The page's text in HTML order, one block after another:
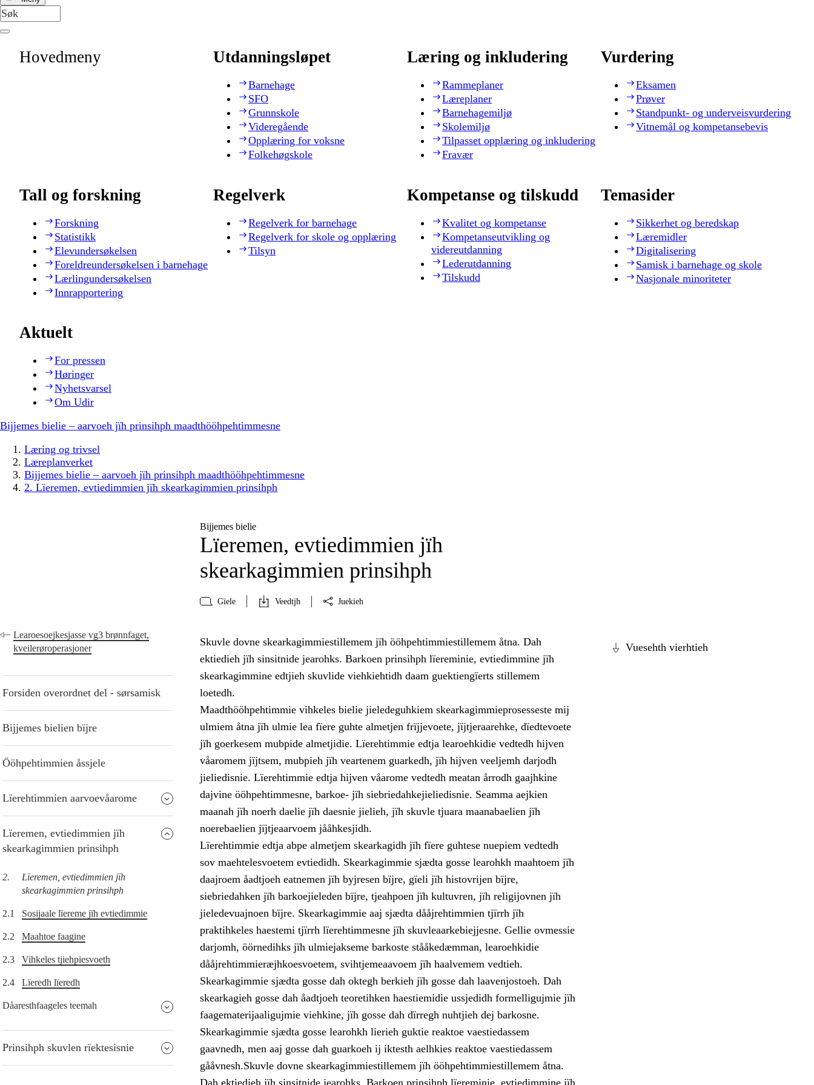
Hovedmeny Utdanningsløpet
Barnehage
SFO
Grunnskole
Videregående
Opplæring for voksne
Folkehøgskole
Læring og inkludering
Rammeplaner
Læreplaner
Barnehagemiljø
Skolemiljø
Tilpasset opplæring og inkludering
Fravær
Vurdering
Eksamen
Prøver
Standpunkt- og underveisvurdering
Vitnemål og kompetansebevis
Tall og forskning
Forskning
Statistikk
Elevundersøkelsen
Foreldreundersøkelsen i barnehage
Lærlingundersøkelsen
Innrapportering
Regelverk
Regelverk for barnehage
Regelverk for skole og opplæring
Tilsyn
Kompetanse og tilskudd
Kvalitet og kompetanse
Kompetanseutvikling og
videreutdanning
Lederutdanning
Tilskudd
Temasider
Sikkerhet og beredskap
Læremidler
Digitalisering
Samisk i barnehage og skole
Nasjonale minoriteter
Aktuelt
For pressen
Høringer
Nyhetsvarsel
Om Udir
Bijjemes bielie – aarvoeh jïh prinsihph maadthööhpehtimmesne
Læring og trivsel
Læreplanverket
Bijjemes bielie – aarvoeh jïh prinsihph maadthööhpehtimmesne
2. Lïeremen, evtiedimmien jïh skearkagimmien prinsihph
Bijjemes bielie
Lïeremen, evtiedimmien jïh
skearkagimmien prinsihph
Gïele Veedtjh Juekieh
Learoesoejkesjasse vg3 brønnfaget,
kveilerøroperasjoner
Forsiden overordnet del - sørsamisk
Bijjemes bielien bïjre
Ööhpehtimmien åssjele
Lïerehtimmien aarvoevåarome
Lïeremen, evtiedimmien jïh
skearkagimmien prinsihph
2.
Lïeremen, evtiedimmien jïh
skearkagimmien prinsihph
2.1 Sosijaale lïereme jïh evtiedimmie
2.2 Maahtoe faagine
2.3 Vihkeles tjiehpiesvoeth
2.4 Lïeredh lïeredh
Dåaresthfaageles teemah
Prinsihph skuvlen rïektesisnie
Vuesehth vierhtieh
Skuvle dovne skearkagimmiestillemem jïh ööhpehtimmiestillemem åtna. Dah
ektiedieh jïh sinsitnide jearohks. Barkoen prinsihph lïereminie, evtiedimmine jïh
skearkagimmine edtjieh skuvlide viehkiehtidh daam guektiengïerts stillemem
loetedh.
Maadthööhpehtimmie vihkeles bielie jieledeguhkiem skearkagimmieprosesseste mij
ulmiem åtna jïh ulmie lea fïere guhte almetjen frïjjevoete, jïjtjeraarehke, dïedtevoete
jïh goerkesem mubpide almetjidie. Lïerehtimmie edtja learoehkidie vedtedh hijven
våaromem jïjtsem, mubpieh jïh veartenem guarkedh, jïh hijven veeljemh darjodh
jieliedisnie. Lïerehtimmie edtja hijven våarome vedtedh meatan årrodh gaajhkine
dajvine ööhpehtimmesne, barkoe- jïh siebriedahkejieliedisnie. Seamma aejkien
maanah jïh noerh daelie jïh daesnie jielieh, jïh skuvle tjuara maanabaelien jïh
noerebaelien jïjtjeaarvoem jååhkesjidh.
Lïerehtimmie edtja abpe almetjem skearkagidh jïh fïere guhtese nuepiem vedtedh
sov maehtelesvoetem evtiedidh. Skearkagimmie sjædta gosse learohkh maahtoem jïh
daajroem åadtjoeh eatnemen jïh byjresen bïjre, gïeli jïh histovrijen bïjre,
siebriedahken jïh barkoejieleden bïjre, tjeahpoen jïh kultuvren, jïh religijovnen jïh
jieledevuajnoen bïjre. Skearkagimmie aaj sjædta dååjrehtimmien tjïrrh jïh
praktihkeles haestemi tjïrrh lïerehtimmesne jïh skuvleaarkebiejjesne. Gellie ovmessie
darjomh, öörnedihks jïh ulmiejakseme barkoste stååkedæmman, learoehkidie
dååjrehtimmieræjhkoesvoetem, svihtjemeaavoem jïh haalvemem vedtieh.
Skearkagimmie sjædta gosse dah oktegh berkieh jïh gosse dah laavenjostoeh. Dah
skearkagieh gosse dah åadtjoeh teoretihken haestiemidie ussjedidh formelligujmie jïh
faagematerijaaligujmie viehkine, jïh gosse dah dïrregh nuhtjieh dej barkosne.
Skearkagimmie sjædta gosse learohkh lierieh guktie reaktoe vaestiedassem
gaavnedh, men aaj gosse dah guarkoeh ij iktesth aelhkies reaktoe vaestiedassem
gååvnesh.Skuvle dovne skearkagimmiestillemem jïh ööhpehtimmiestillemem åtna.